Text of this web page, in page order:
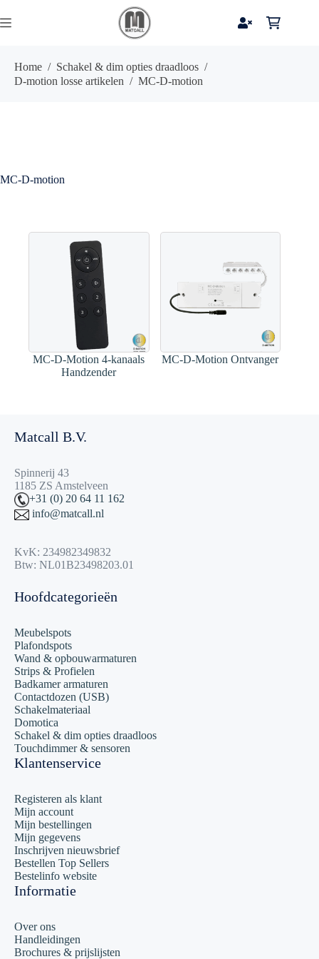
naar
de
Home / Schakel & dim opties draadloos /
D-motion losse artikelen / MC-D-motion
MC-D-motion
MC-D-Motion 4-kanaals
Handzender
MC-D-Motion Ontvanger
Matcall B.V.
Spinnerij 43
1185 ZS Amstelveen
+31 (0) 20 64 11 162
info@matcall.nl
KvK: 234982349832
Btw: NL01B23498203.01
Hoofdcategorieën
Meubelspots
Plafondspots
Wand & opbouwarmaturen
Strips & Profielen
Badkamer armaturen
Contactdozen (USB)
Schakelmateriaal
Domotica
Schakel & dim opties draadloos
Touchdimmer & sensoren
Klantenservice
Registeren als klant
Mijn account
Mijn bestellingen
Mijn gegevens
Inschrijven nieuwsbrief
Bestellen Top Sellers
Bestelinfo website
Informatie
Over ons
Handleidingen
Brochures & prijslijsten